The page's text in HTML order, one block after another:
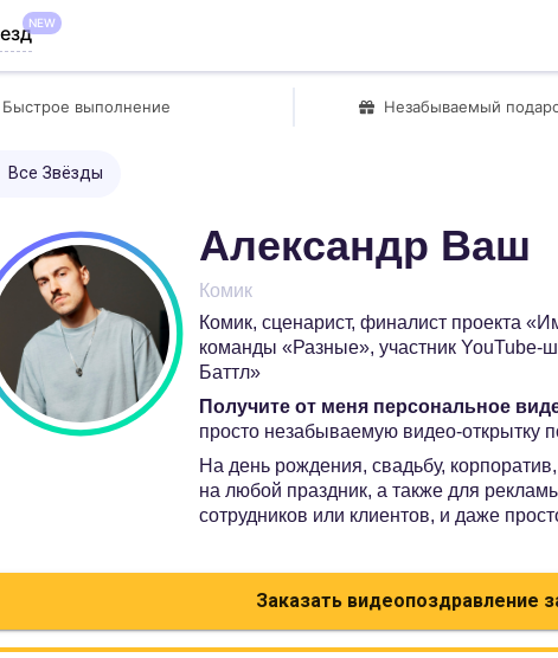
NEW
Быстрое выполнение Незабываемый
Все Звёзды
Александр Ваш
Комик
Комик, сценарист, финалист проекта
команды «Разные», участник
Баттл»
Получите от меня персональное
просто незабываемую видео-открытку
На день рождения, свадьбу,
на любой праздник, а также для
сотрудников или клиентов, и даже
Заказать видеопоздравление